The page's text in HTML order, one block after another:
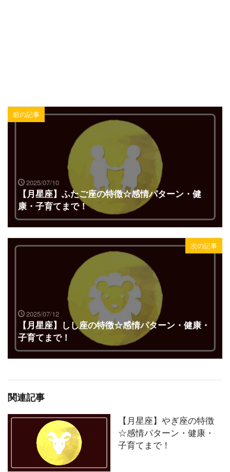
前の記事
2025/07/10
【月星座】ふたご座の特徴☆感情パターン・健
康・子育てまで！
次の記事
2025/07/12
【月星座】しし座の特徴☆感情パターン・健康・
子育てまで！
関連記事
【月星座】やぎ座の特徴
☆感情パターン・健康・
子育てまで！